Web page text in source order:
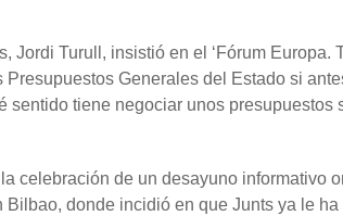
Jordi Turull, insistió en el ‘Fórum Europa.
Generales del Estado si
sentido tiene negociar unos presupuestos
celebración de un desayuno informativo
Bilbao, donde incidió en que Junts ya le